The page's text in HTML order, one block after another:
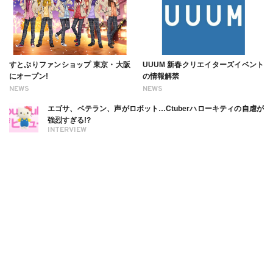
NEWS
すとぷりファンショップ 東京・大阪
にオープン!
NEWS
UUUM 新春クリエイターズイベント
の情報解禁
INTERVIEW
エゴサ、ベテラン、声がロボット…Ctuberハローキティの自虐が
強烈すぎる!?